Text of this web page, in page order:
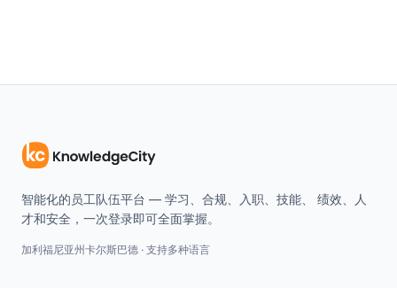
智能化的员工队伍平台 — 学习、合规、入职、技能、 绩效、人
才和安全，一次登录即可全面掌握。
加利福尼亚州卡尔斯巴德 · 支持多种语言